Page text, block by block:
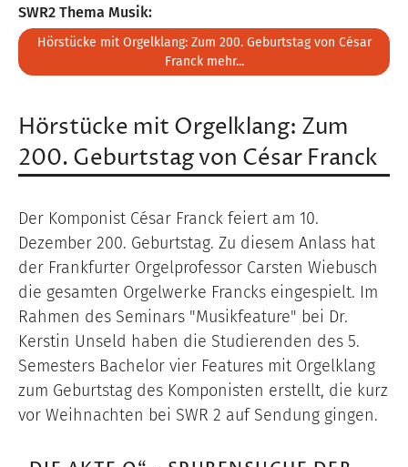
SWR2 Thema Musik:
Hörstücke mit Orgelklang: Zum 200. Geburtstag von César
Franck mehr...
Hörstücke mit Orgelklang: Zum
200. Geburtstag von César Franck
Der Komponist César Franck feiert am 10.
Dezember 200. Geburtstag. Zu diesem Anlass hat
der Frankfurter Orgelprofessor Carsten Wiebusch
die gesamten Orgelwerke Francks eingespielt. Im
Rahmen des Seminars "Musikfeature" bei Dr.
Kerstin Unseld haben die Studierenden des 5.
Semesters Bachelor vier Features mit Orgelklang
zum Geburtstag des Komponisten erstellt, die kurz
vor Weihnachten bei SWR 2 auf Sendung gingen.